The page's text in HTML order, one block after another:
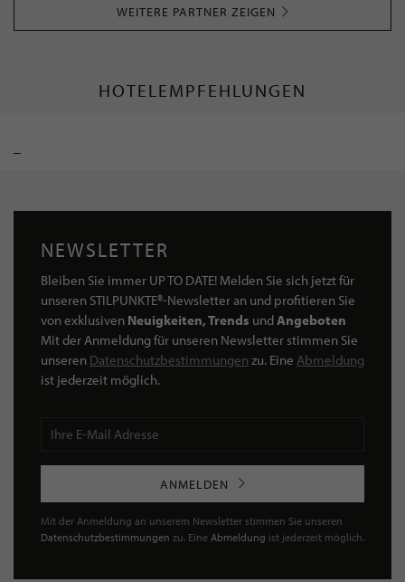
WEITERE PARTNER ZEIGEN
HOTELEMPFEHLUNGEN
NEWSLETTER
Bleiben Sie immer UP TO DATE! Melden Sie sich jetzt für
unseren STILPUNKTE®-Newsletter an und profitieren Sie
von exklusiven Neuigkeiten, Trends undAngeboten
Mit der Anmeldung für unseren Newsletter stimmen Sie
unseren Datenschutzbestimmungen zu. Eine Abmeldung
ist jederzeit möglich.
ANMELDEN
Mit der Anmeldung an unserem Newsletter stimmen Sie unseren
Datenschutzbestimmungen zu. Eine Abmeldung ist jederzeit möglich.